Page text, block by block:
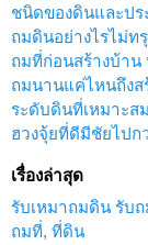
ชนิดของดินและปร
ถมดินอย่างไรไม่ท
ถมที่ก่อนสร้างบ้าน
ถมนานแค่ไหนถึงส
ระดับดินที่เหมาะสม
ฮวงจุ้ยที่ดีมีชัยไปก
เรื่องล่าสุด
รับเหมาถมดิน รับ
ถมที่, ที่ดิน